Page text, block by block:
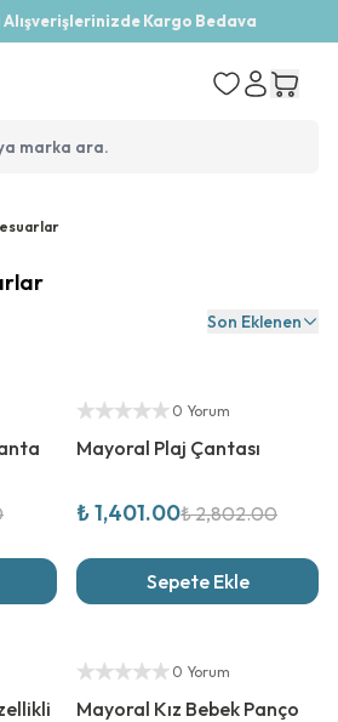
Kargo Bedava
Son Eklenen
Yetkili Satıcı
0 Yorum
Mayoral Plaj Çantası
₺ 1,401.00₺ 2,802.00
Sepete Ekle
Yetkili Satıcı
0 Yorum
Mayoral Kız Bebek Panço